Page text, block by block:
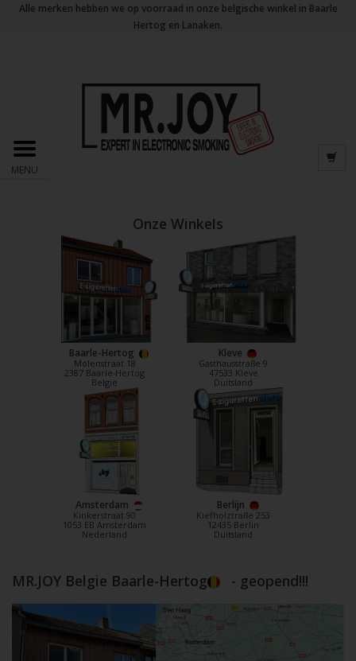
Alle merken hebben we op voorraad in onze belgische winkel in Baarle
Hertog en Lanaken.
MENU
Onze Winkels
Baarle-Hertog
Molenstraat 18
2387 Baarle-Hertog
België
Kleve
Gasthausstraße 9
47533 Kleve
Duitsland
Amsterdam
Kinkerstraat 90
1053 EB Amsterdam
Nederland
Berlijn
Kiefholztraße 253
12435 Berlin
Duitsland
MR.JOY Belgie Baarle-Hertog - geopend!!!